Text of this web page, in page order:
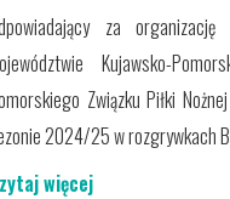
za
Kujawsko-
Związku Piłki
2024/25 w rozgrywkach
więcej